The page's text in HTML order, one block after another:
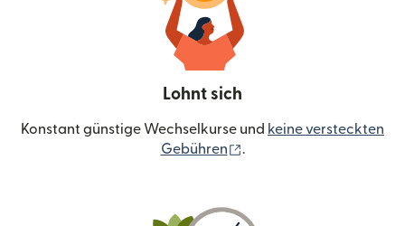
Lohnt sich
Konstant günstige Wechselkurse und keine versteckten
Gebühren
.